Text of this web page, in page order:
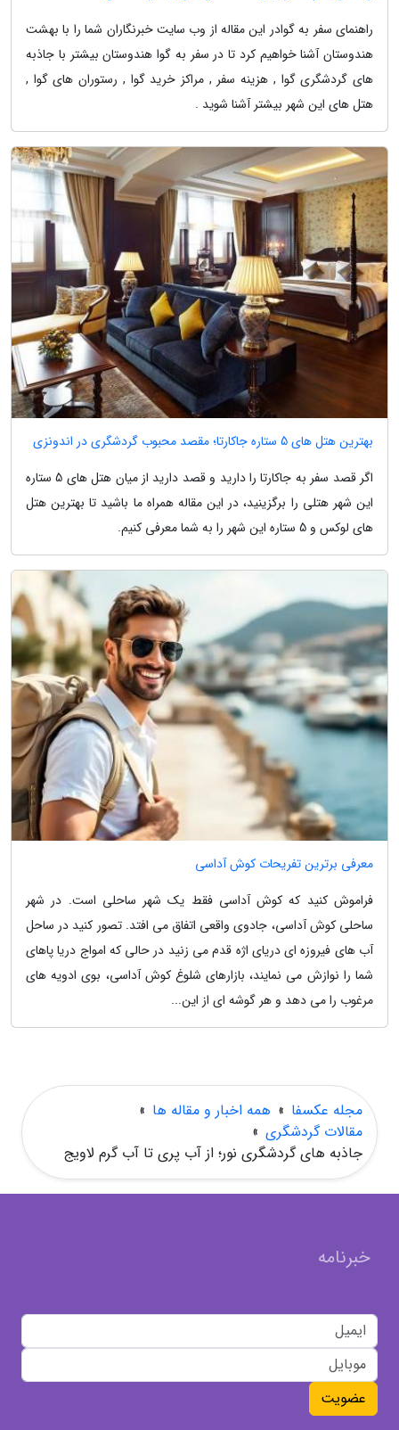
راهنمای سفر به گوادر این مقاله از وب سایت خبرنگاران شما را با بهشت
هندوستان آشنا خواهیم کرد تا در سفر به گوا هندوستان بیشتر با جاذبه
های گردشگری گوا , هزینه سفر , مراکز خرید گوا , رستوران های گوا ,
هتل های این شهر بیشتر آشنا شوید .
بهترین هتل های 5 ستاره جاکارتا؛ مقصد محبوب گردشگری در اندونزی
اگر قصد سفر به جاکارتا را دارید و قصد دارید از میان هتل های 5 ستاره
این شهر هتلی را برگزینید، در این مقاله همراه ما باشید تا بهترین هتل
های لوکس و 5 ستاره این شهر را به شما معرفی کنیم.
معرفی برترین تفریحات کوش آداسی
فراموش کنید که کوش آداسی فقط یک شهر ساحلی است. در شهر
ساحلی کوش آداسی، جادوی واقعی اتفاق می افتد. تصور کنید در ساحل
آب های فیروزه ای دریای اژه قدم می زنید در حالی که امواج دریا پاهای
شما را نوازش می نمایند، بازارهای شلوغ کوش آداسی، بوی ادویه های
مرغوب را می دهد و هر گوشه ای از این...
مجله عکسفا » همه اخبار و مقاله ها »
مقالات گردشگری »
جاذبه های گردشگری نور؛ از آب پری تا آب گرم لاویج
خبرنامه
عضویت